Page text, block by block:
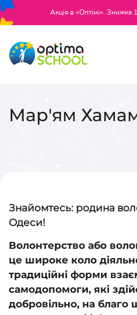
Акція в «Оптімі». Знижка
Мар'ям
Знайомтесь: родина
Одеси!
Волонтерство або
це широке коло
традиційні форми
самодопомоги, які
добровільно, на благо